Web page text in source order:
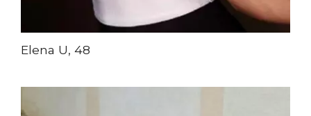
Elena U, 48